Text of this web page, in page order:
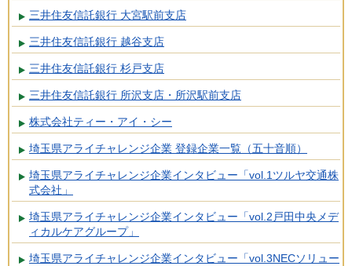
三井住友信託銀行 大宮駅前支店
三井住友信託銀行 越谷支店
三井住友信託銀行 杉戸支店
三井住友信託銀行 所沢支店・所沢駅前支店
株式会社ティー・アイ・シー
埼玉県アライチャレンジ企業 登録企業一覧（五十音順）
埼玉県アライチャレンジ企業インタビュー「vol.1ツルヤ交通株
式会社」
埼玉県アライチャレンジ企業インタビュー「vol.2戸田中央メデ
ィカルケアグループ」
埼玉県アライチャレンジ企業インタビュー「vol.3NECソリュー